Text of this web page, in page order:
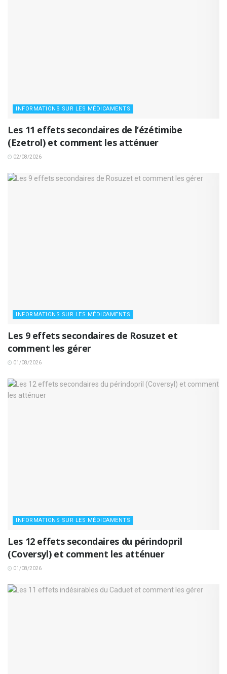
INFORMATIONS SUR LES MÉDICAMENTS
Les 11 effets secondaires de l’ézétimibe
(Ezetrol) et comment les atténuer
02/08/2026
INFORMATIONS SUR LES MÉDICAMENTS
Les 9 effets secondaires de Rosuzet et
comment les gérer
01/08/2026
INFORMATIONS SUR LES MÉDICAMENTS
Les 12 effets secondaires du périndopril
(Coversyl) et comment les atténuer
01/08/2026